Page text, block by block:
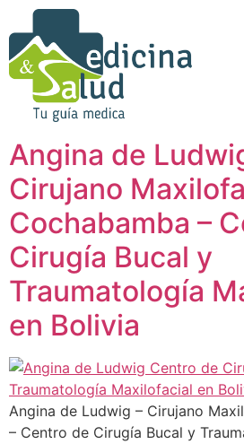
Angina de
Cirujano
Cochabamba –
Cirugía Bucal y
Traumatología
en Bolivia
Angina de Ludwig – Cirujano
– Centro de Cirugía Bucal y